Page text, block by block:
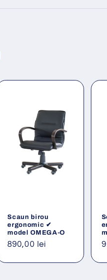
Scaun birou
ergonomic ✔
model OMEGA-O
Preț
890,00 lei